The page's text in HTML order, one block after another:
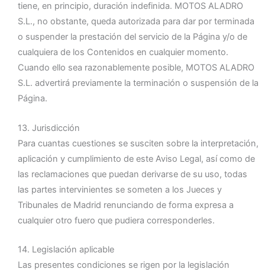
tiene, en principio, duración indefinida. MOTOS ALADRO
S.L., no obstante, queda autorizada para dar por terminada
o suspender la prestación del servicio de la Página y/o de
cualquiera de los Contenidos en cualquier momento.
Cuando ello sea razonablemente posible, MOTOS ALADRO
S.L. advertirá previamente la terminación o suspensión de la
Página.
13. Jurisdicción
Para cuantas cuestiones se susciten sobre la interpretación,
aplicación y cumplimiento de este Aviso Legal, así como de
las reclamaciones que puedan derivarse de su uso, todas
las partes intervinientes se someten a los Jueces y
Tribunales de Madrid renunciando de forma expresa a
cualquier otro fuero que pudiera corresponderles.
14. Legislación aplicable
Las presentes condiciones se rigen por la legislación